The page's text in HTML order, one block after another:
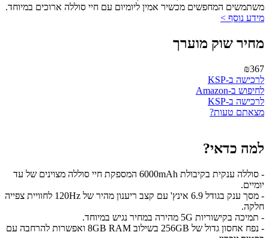
משתמשים המחפשים מכשיר אמין ליומיום עם חיי סוללה ארוכים במיוחד.
מידע נוסף >
מחיר שוק מוערך
₪367
לרכישה ב-KSP
לחיפוש ב-Amazon
לרכישה ב-KSP
מצאתם טעות?
למה כדאי?
- סוללה ענקית בקיבולת 6000mAh המספקת חיי סוללה מצוינים של עד
יומיים.
- מסך ענק בגודל 6.9 אינץ' עם קצב ריענון מהיר של 120Hz לחוויית צפייה
חלקה.
- תמיכה בקישוריות 5G מהירה במחיר נגיש במיוחד.
- נפח אחסון גדול של 256GB בשילוב 8GB RAM ואפשרות להרחבה עם